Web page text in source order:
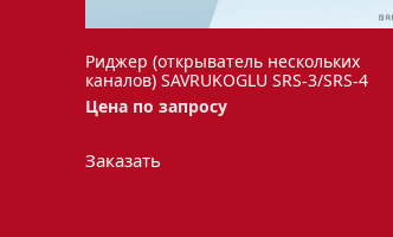
Риджер (открыватель нескольких
каналов) SAVRUKOGLU SRS-3/SRS-4
Цена по запросу
Заказать